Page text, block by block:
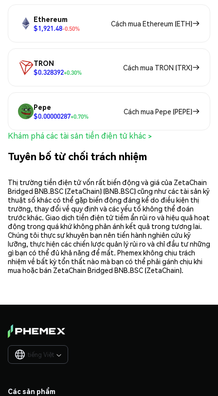
Ethereum
$1,921.48-0.50%
Cách mua Ethereum (ETH)
TRON
$0.328392+0.30%
Cách mua TRON (TRX)
Pepe
$0.00000287+0.70%
Cách mua Pepe (PEPE)
Khám phá các tài sản tiền điện tử khác >
Tuyên bố từ chối trách nhiệm
Thị trường tiền điện tử vốn rất biến động và giá của ZetaChain
Bridged BNB.BSC (ZetaChain) (BNB.BSC) cũng như các tài sản kỹ
thuật số khác có thể gặp biến động đáng kể do điều kiện thị
trường, thay đổi về quy định và các yếu tố không thể đoán
trước khác. Giao dịch tiền điện tử tiềm ẩn rủi ro và hiệu quả hoạt
động trong quá khứ không phản ánh kết quả trong tương lai.
Chúng tôi thực sự khuyên bạn nên tiến hành nghiên cứu kỹ
lưỡng, thực hiện các chiến lược quản lý rủi ro và chỉ đầu tư những
gì bạn có thể đủ khả năng để mất. Phemex không chịu trách
nhiệm về bất kỳ tổn thất nào mà bạn có thể phải gánh chịu khi
mua hoặc bán ZetaChain Bridged BNB.BSC (ZetaChain).
tiếng Việt 
Các sản phẩm